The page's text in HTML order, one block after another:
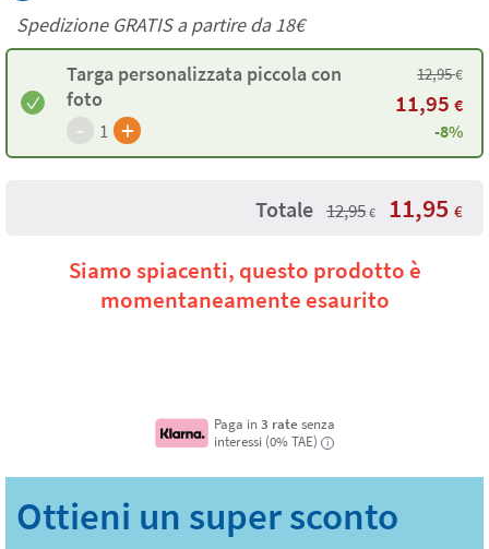
Spedizione GRATIS a partire da18€
Targa personalizzata piccola con
foto
- 1 +
12,95€
11,95 €
-8%
Totale 12,95 € 11,95 €
Siamo spiacenti, questo prodotto è
momentaneamente esaurito
Paga in 3 rate senza
interessi (0% TAE)
i